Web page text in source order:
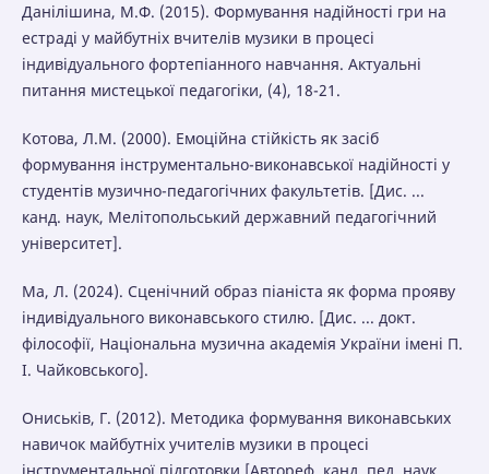
Данілішина, М.Ф. (2015). Формування надійності гри на
естраді у майбутніх вчителів музики в процесі
індивідуального фортепіанного навчання. Актуальні
питання мистецької педагогіки, (4), 18-21.
Котова, Л.М. (2000). Емоційна стійкість як засіб
формування інструментально-виконавської надійності у
студентів музично-педагогічних факультетів. [Дис. ...
канд. наук, Мелітопольський державний педагогічний
університет].
Ма, Л. (2024). Сценічний образ піаніста як форма прояву
індивідуального виконавського стилю. [Дис. ... докт.
філософії, Національна музична академія України імені П.
І. Чайковського].
Ониськів, Г. (2012). Методика формування виконавських
навичок майбутніх учителів музики в процесі